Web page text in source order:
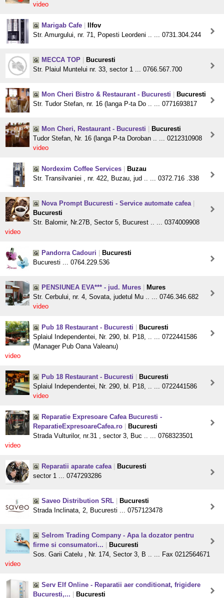
video
Marigab Cafe
Ilfov
Str. Amurgului, nr. 71, Popesti Leordeni .. ... 0731.304.244
MECCA TOP
Bucuresti
Str. Plaiul Muntelui nr. 33, sector 1 ... 0766.567.700
Mon Cheri Bistro & Restaurant - Bucuresti
Bucuresti
Str. Tudor Stefan, nr. 16 (langa P-ta Do .. ... 0771693817
Mon Cheri, Restaurant - Bucuresti
Bucuresti
Tudor Stefan, Nr. 16 (langa P-ta Doroban .. ... 0212310908
video
Nordexim Coffee Services
Buzau
Str. Transilvaniei , nr. 422, Buzau, jud .. ... 0372.716 .338
Nova Prompt Bucuresti - Service automate cafea
Bucuresti
Str. Balomir, Nr.27B, Sector 5, Bucurest .. ... 0374009908
video
Pandorra Cadouri
Bucuresti
Bucuresti ... 0764.229.536
PENSIUNEA EVA*** - jud. Mures
Mures
Str. Cerbului, nr. 4, Sovata, judetul Mu .. ... 0746.346.682
video
Pub 18 Restaurant - Bucuresti
Bucuresti
Splaiul Independentei, Nr. 290, bl. P18, .. ... 0722441586
(Manager Pub Oana Valeanu)
video
Pub 18 Restaurant - Bucuresti
Bucuresti
Splaiul Independentei, Nr. 290, bl. P18, .. ... 0722441586
video
Reparatie Expresoare Cafea Bucuresti -
ReparatieExpresoareCafea.ro
Bucuresti
Strada Vulturilor, nr.31 , sector 3, Buc .. ... 0768323501
video
Reparatii aparate cafea
Bucuresti
sector 1 ... 0747293286
Saveo Distribution SRL
Bucuresti
Strada Inclinata, 2, Bucuresti ... 0757123478
Selrom Trading Company - Apa la dozator pentru
firme si consumatori...
Bucuresti
Sos. Garii Catelu , Nr. 174, Sector 3, B .. ... Fax 0212564671
video
Serv Elf Online - Reparatii aer conditionat, frigidere
Bucuresti,...
Bucuresti